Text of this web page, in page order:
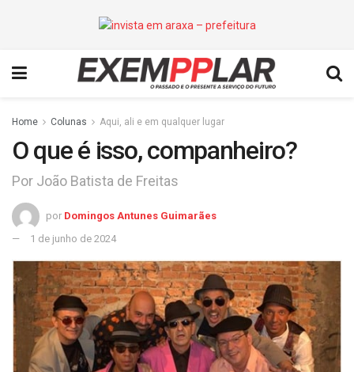
Home Colunas Aqui, ali e em qualquer lugar
O que é isso, companheiro?
Por João Batista de Freitas
por Domingos Antunes Guimarães
1 de junho de 2024